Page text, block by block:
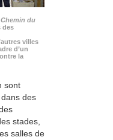
Chemin du
des
villes
d’un
la
sont
des
stades,
salles de